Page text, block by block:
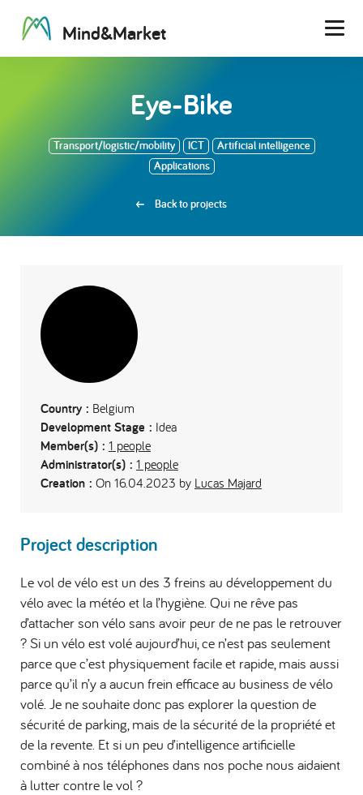
Mind&Market
Eye-Bike
Transport/logistic/mobility ICT
Artificial intelligence
Applications
Back to projects
Country : Belgium
Development Stage : Idea
Member(s) : 1 people
Administrator(s) : 1 people
Creation : On 16.04.2023 by Lucas Majard
Project description
Le vol de vélo est un des 3 freins au développement du
vélo avec la météo et la l’hygiène. Qui ne rêve pas
d’attacher son vélo sans avoir peur de ne pas le retrouver
? Si un vélo est volé aujourd’hui, ce n’est pas seulement
parce que c’est physiquement facile et rapide, mais aussi
parce qu’il n’y a aucun frein efficace au business de vélo
volé. Je ne souhaite donc pas explorer la question de
sécurité de parking, mais de la sécurité de la propriété et
de la revente. Et si un peu d’intelligence artificielle
combiné à nos téléphones dans nos poche nous aidaient
à lutter contre le vol ?